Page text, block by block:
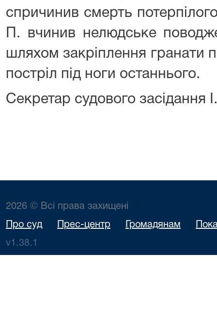
спричинив смерть
П. вчинив нелюдське
шляхом закріплення гранати
постріл під ноги останнього.
Секретар судового засідання
2026 © Всі права захищені
Про суд Прес-центр Громадянам
v1.38.1